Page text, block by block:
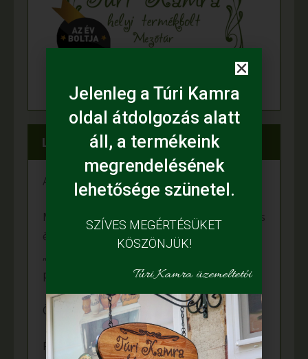
Legfrissebb híreink
A fiataloké a jövő
Mihalina Máté pàlyàzatot nyert a Kulturàlis
ès Innovàciós Minisztèrium àltal kiîrt
„Nemzet Fiatal Tehetsègeièrt Ösztöndîj”
programon
Örömünnep a Fehér tanyán
Felgyulladt a fény Murányi Éva tanyáján
Jelenleg a Túri Kamra
oldal átdolgozás alatt
áll, a termékeink
megrendelésének
lehetősége szünetel.
SZÍVES MEGÉRTÉSÜKET
KÖSZÖNJÜK!
Túri Kamra üzemeltetői